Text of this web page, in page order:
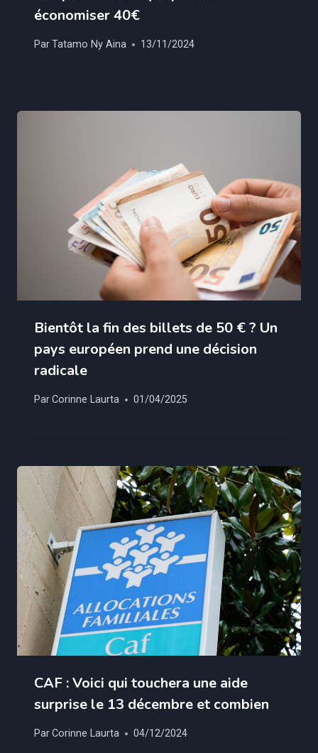
économiser 40€
ParTatamo Ny Aina 13/11/2024
Bientôt la fin des billets de 50 € ? Un
pays européen prend une décision
radicale
ParCorinne Laurta 01/04/2025
CAF : Voici qui touchera une aide
surprise le 13 décembre et combien
ParCorinne Laurta 04/12/2024